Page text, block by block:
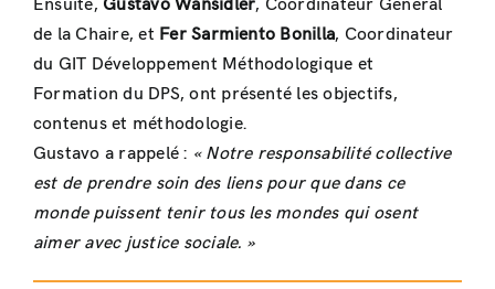
Ensuite, Gustavo Wansidler, Coordinateur Général
de la Chaire, et Fer Sarmiento Bonilla, Coordinateur
du GIT Développement Méthodologique et
Formation du DPS, ont présenté les objectifs,
contenus et méthodologie.
Gustavo a rappelé : « Notre responsabilité collective
est de prendre soin des liens pour que dans ce
monde puissent tenir tous les mondes qui osent
aimer avec justice sociale. »